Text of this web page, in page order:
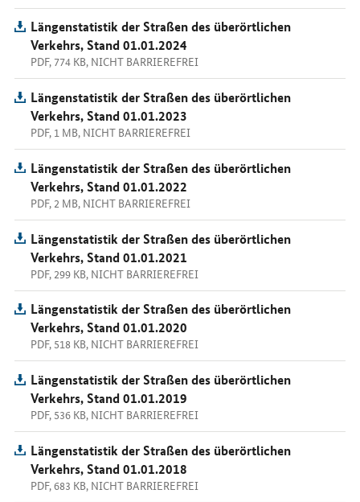
Längenstatistik der Straßen des überörtlichen
Verkehrs, Stand 01.01.2024
PDF, 774 KB, NICHT BARRIEREFREI
Längenstatistik der Straßen des überörtlichen
Verkehrs, Stand 01.01.2023
PDF, 1 MB, NICHT BARRIEREFREI
Längenstatistik der Straßen des überörtlichen
Verkehrs, Stand 01.01.2022
PDF, 2 MB, NICHT BARRIEREFREI
Längenstatistik der Straßen des überörtlichen
Verkehrs, Stand 01.01.2021
PDF, 299 KB, NICHT BARRIEREFREI
Längenstatistik der Straßen des überörtlichen
Verkehrs, Stand 01.01.2020
PDF, 518 KB, NICHT BARRIEREFREI
Längenstatistik der Straßen des überörtlichen
Verkehrs, Stand 01.01.2019
PDF, 536 KB, NICHT BARRIEREFREI
Längenstatistik der Straßen des überörtlichen
Verkehrs, Stand 01.01.2018
PDF, 683 KB, NICHT BARRIEREFREI